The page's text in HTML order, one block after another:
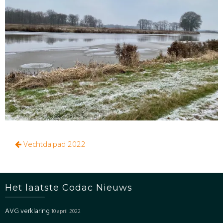
Bericht
Vechtdalpad 2022
Het laatste Codac Nieuws
AVG verklaring 10 april 2022